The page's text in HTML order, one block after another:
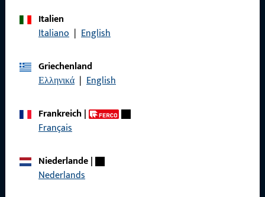
Italien
Italiano | English
Griechenland
Ελληνικά | English
Frankreich|
Français
Niederlande|
Nederlands